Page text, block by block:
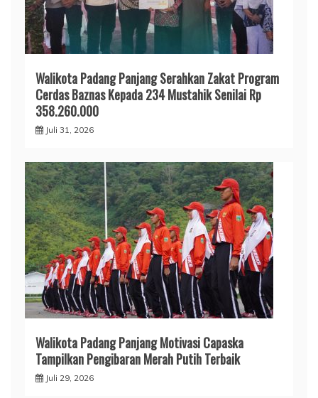
Walikota Padang Panjang Serahkan Zakat Program
Cerdas Baznas Kepada 234 Mustahik Senilai Rp
358.260.000
Juli 31, 2026
Walikota Padang Panjang Motivasi Capaska
Tampilkan Pengibaran Merah Putih Terbaik
Juli 29, 2026